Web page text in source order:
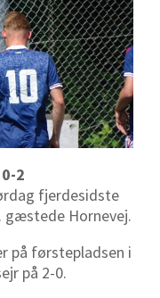
2
fjerdesidste
gæstede Hornevej.
på førstepladsen i
på 2-0.